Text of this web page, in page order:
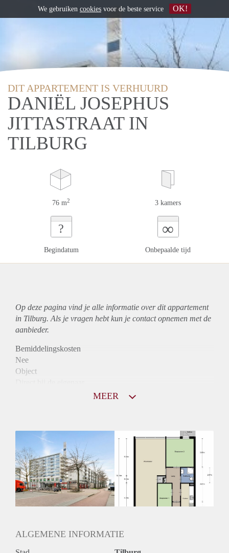
DIT APPARTEMENT IS VERHUURD
DANIËL JOSEPHUS
JITTASTRAAT IN
TILBURG
76 m2 3 kamers
?
Begindatum
∞
Onbepaalde tijd
Op deze pagina vind je alle informatie over ditappartement
in Tilburg. Als je vragen hebt kun je contact opnemen met de
aanbieder.
Bemiddelingskosten
Nee
Object
Huurtoeslag
Niet mogelijk
Inkomen eis
3,0 X Maandhuur Bruto
Huurtermijn
Onbepaalde termijn
Oplevering
MEER
ALGEMENE INFORMATIE
We gebruiken cookies voor de beste service OK!